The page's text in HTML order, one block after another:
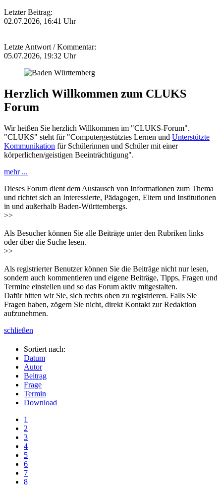
Letzter Beitrag:
02.07.2026, 16:41 Uhr
Letzte Antwort / Kommentar:
05.07.2026, 19:32 Uhr
Herzlich Willkommen zum CLUKS
Forum
Wir heißen Sie herzlich Willkommen im "CLUKS-Forum".
"CLUKS" steht für "Computergestütztes Lernen und Unterstützte
Kommunikation für Schülerinnen und Schüler mit einer
körperlichen/geistigen Beeinträchtigung".
mehr ...
Dieses Forum dient dem Austausch von Informationen zum Thema
und richtet sich an Interessierte, Pädagogen, Eltern und Institutionen
in und außerhalb Baden-Württembergs.
>>
Als Besucher können Sie alle Beiträge unter den Rubriken links
oder über die Suche lesen.
>>
Als registrierter Benutzer können Sie die Beiträge nicht nur lesen,
sondern auch kommentieren und eigene Beiträge, Tipps, Fragen und
Termine einstellen und so das Forum aktiv mitgestalten.
Dafür bitten wir Sie, sich rechts oben zu registrieren. Falls Sie
Fragen haben, zögern Sie nicht, direkt Kontakt zur Redaktion
aufzunehmen.
schließen
Sortiert nach:
Datum
Autor
Beitrag
Frage
Termin
Download
1
2
3
4
5
6
7
8